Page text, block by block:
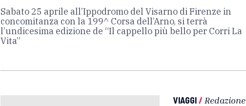
Sabato 25 aprile all’Ippodromo del Visarno di Firenze in
concomitanza con la 199^ Corsa dell’Arno, si terrà
l’undicesima edizione de “Il cappello più bello per Corri La
Vita”
VIAGGI/ Redazione